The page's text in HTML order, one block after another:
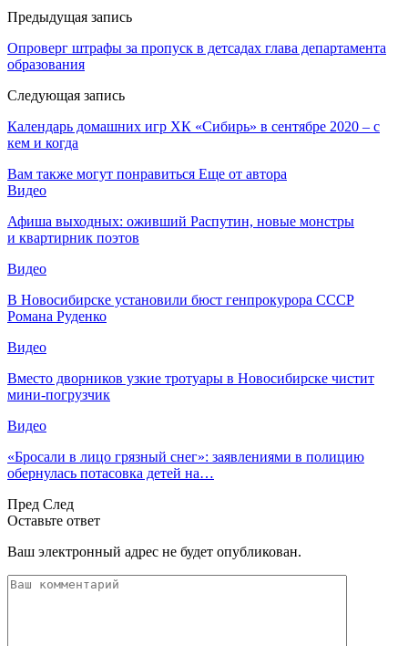
Предыдущая запись
Опроверг штрафы за пропуск в детсадах глава департамента
образования
Следующая запись
Календарь домашних игр ХК «Сибирь» в сентябре 2020 – с
кем и когда
Вам также могут понравиться Еще от автора
Видео
Афиша выходных: оживший Распутин, новые монстры
и квартирник поэтов
Видео
В Новосибирске установили бюст генпрокурора СССР
Романа Руденко
Видео
Вместо дворников узкие тротуары в Новосибирске чистит
мини-погрузчик
Видео
«Бросали в лицо грязный снег»: заявлениями в полицию
обернулась потасовка детей на…
Пред След
Оставьте ответ
Ваш электронный адрес не будет опубликован.